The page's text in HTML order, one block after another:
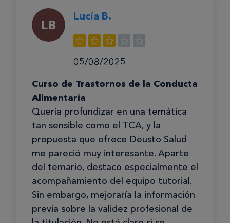
LB
Lucía B.
05/08/2025
Curso de Trastornos de la Conducta
Alimentaria
Quería profundizar en una temática
tan sensible como el TCA, y la
propuesta que ofrece Deusto Salud
me pareció muy interesante. Aparte
del temario, destaco especialmente el
acompañamiento del equipo tutorial.
Sin embargo, mejoraría la información
previa sobre la validez profesional de